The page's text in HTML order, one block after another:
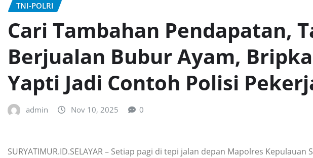
TNI-POLRI
Cari Tambahan Pendapatan,
Berjualan Bubur Ayam,
Yapti Jadi Contoh Polisi
admin Nov 10, 2025 0
SURYATIMUR.ID.SELAYAR – Setiap pagi di tepi jalan depan Mapolres